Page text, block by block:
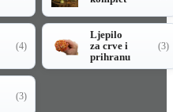
(4)
Ljepilo
za crve i
prihranu
(3)
(3)